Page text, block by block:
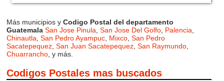
Más municipios y Codigo Postal del departamento
Guatemala San Jose Pinula San Jose Del Golfo Palencia
Chinautla San Pedro Ayampuc Mixco San Pedro
Sacatepequez San Juan Sacatepequez San Raymundo
Chuarrancho , y más.
Codigos Postales mas buscados